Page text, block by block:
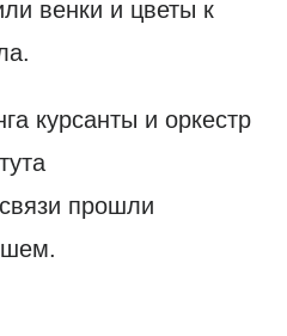
венки и цветы к
курсанты и оркестр
прошли